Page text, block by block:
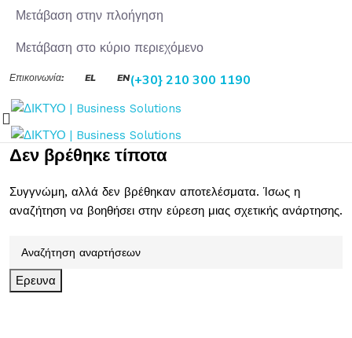
Μετάβαση στην πλοήγηση
Μετάβαση στο κύριο περιεχόμενο
Επικοινωνία: EL EN(+30} 210 300 1190
Δεν βρέθηκε τίποτα
Συγγνώμη, αλλά δεν βρέθηκαν αποτελέσματα. Ίσως η
αναζήτηση να βοηθήσει στην εύρεση μιας σχετικής ανάρτησης.
Ερευνα